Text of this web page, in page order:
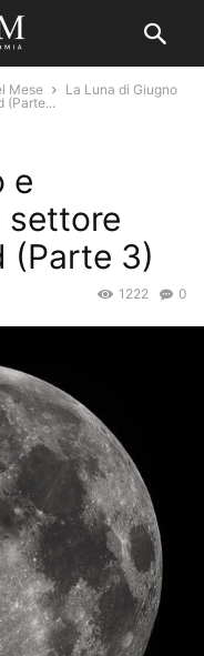
Mese
La Luna di Giugno
(Parte...
e
settore
(Parte 3)
0
1222